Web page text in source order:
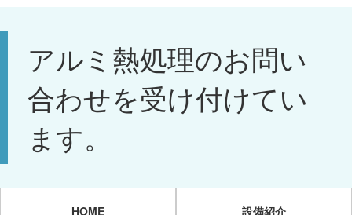
アルミ熱処理のお問い
合わせを受け付けてい
ます。
HOME 設備紹介